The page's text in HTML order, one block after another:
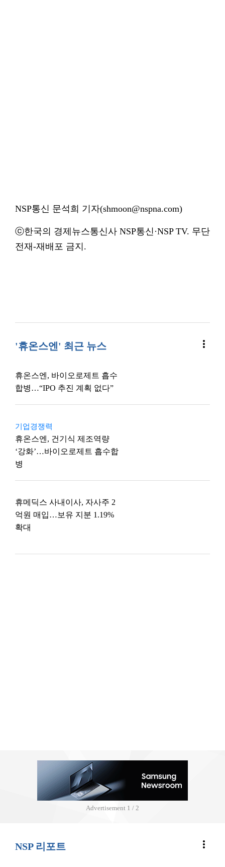
NSP통신 문석희 기자(shmoon@nspna.com)
ⓒ한국의 경제뉴스통신사 NSP통신·NSP TV. 무단
전재-재배포 금지.
'휴온스엔' 최근 뉴스 more_vert
휴온스엔, 바이오로제트 흡수
합병…“IPO 추진 계획 없다”
기업경쟁력
휴온스엔, 건기식 제조역량
‘강화’…바이오로제트 흡수합
병
휴메딕스 사내이사, 자사주 2
억원 매입…보유 지분 1.19%
확대
Advertisement 2 / 2
NSP 리포트 more_vert